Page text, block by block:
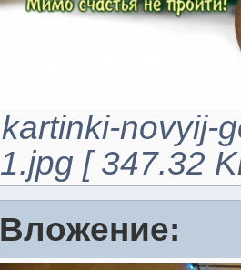
kartinki-novyij-
1.jpg [ 347.32
Вложение: